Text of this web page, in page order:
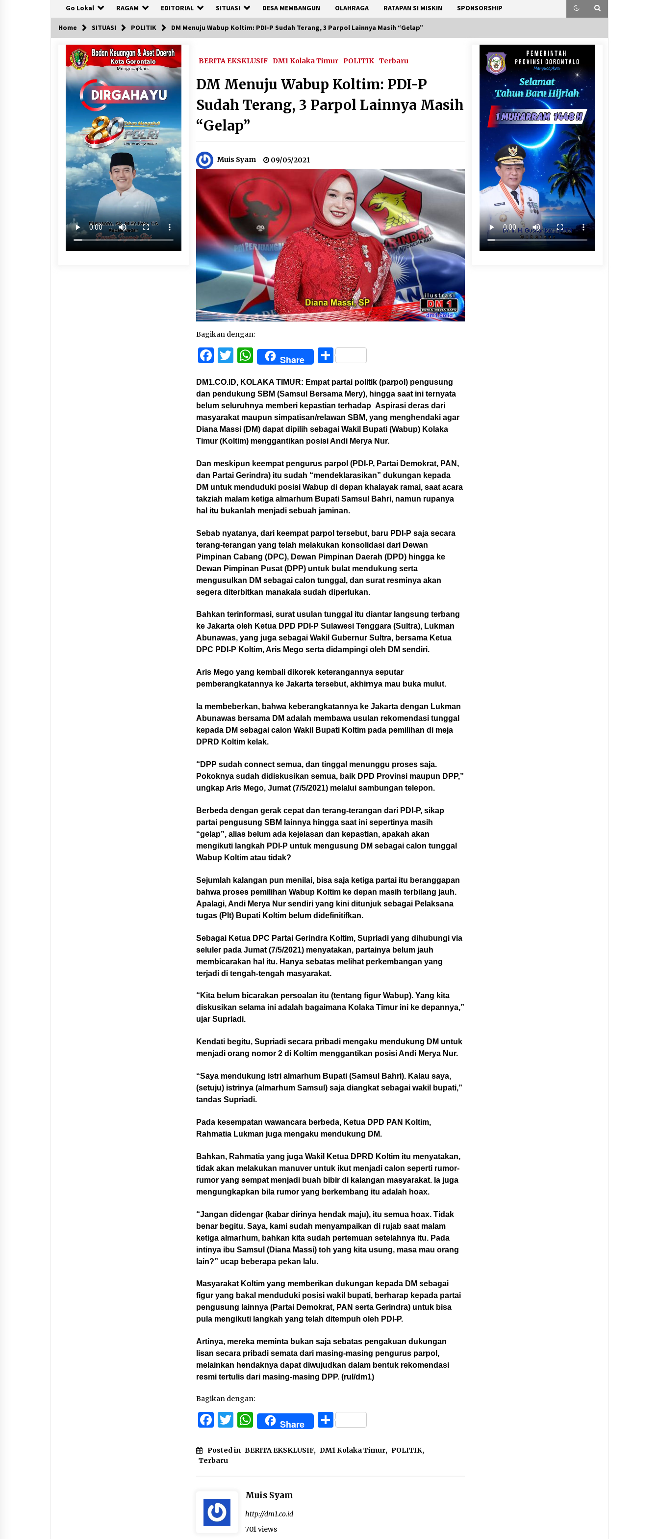
Go Lokal RAGAM EDITORIAL SITUASI DESA MEMBANGUN OLAHRAGA RATAPAN SI MISKIN SPONSORSHIP
Home SITUASI POLITIK DM Menuju Wabup Koltim: PDI-P Sudah Terang, 3 Parpol Lainnya Masih “Gelap”
BERITA EKSKLUSIF DM1 Kolaka Timur POLITIK Terbaru
DM Menuju Wabup Koltim: PDI-P
Sudah Terang, 3 Parpol Lainnya Masih
“Gelap”
Muis Syam 09/05/2021
Bagikan dengan:
Facebook
Twitter
WhatsApp
Share Share
DM1.CO.ID, KOLAKA TIMUR: Empat partai politik (parpol) pengusung
dan pendukung SBM (Samsul Bersama Mery), hingga saat ini ternyata
belum seluruhnya memberi kepastian terhadap Aspirasi deras dari
masyarakat maupun simpatisan/relawan SBM, yang menghendaki agar
Diana Massi (DM) dapat dipilih sebagai Wakil Bupati (Wabup) Kolaka
Timur (Koltim) menggantikan posisi Andi Merya Nur.
Dan meskipun keempat pengurus parpol (PDI-P, Partai Demokrat, PAN,
dan Partai Gerindra) itu sudah “mendeklarasikan” dukungan kepada
DM untuk menduduki posisi Wabup di depan khalayak ramai, saat acara
takziah malam ketiga almarhum Bupati Samsul Bahri, namun rupanya
hal itu bukanlah menjadi sebuah jaminan.
Sebab nyatanya, dari keempat parpol tersebut, baru PDI-P saja secara
terang-terangan yang telah melakukan konsolidasi dari Dewan
Pimpinan Cabang (DPC), Dewan Pimpinan Daerah (DPD) hingga ke
Dewan Pimpinan Pusat (DPP) untuk bulat mendukung serta
mengusulkan DM sebagai calon tunggal, dan surat resminya akan
segera diterbitkan manakala sudah diperlukan.
Bahkan terinformasi, surat usulan tunggal itu diantar langsung terbang
ke Jakarta oleh Ketua DPD PDI-P Sulawesi Tenggara (Sultra), Lukman
Abunawas, yang juga sebagai Wakil Gubernur Sultra, bersama Ketua
DPC PDI-P Koltim, Aris Mego serta didampingi oleh DM sendiri.
Aris Mego yang kembali dikorek keterangannya seputar
pemberangkatannya ke Jakarta tersebut, akhirnya mau buka mulut.
Ia membeberkan, bahwa keberangkatannya ke Jakarta dengan Lukman
Abunawas bersama DM adalah membawa usulan rekomendasi tunggal
kepada DM sebagai calon Wakil Bupati Koltim pada pemilihan di meja
DPRD Koltim kelak.
“DPP sudah connect semua, dan tinggal menunggu proses saja.
Pokoknya sudah didiskusikan semua, baik DPD Provinsi maupun DPP,”
ungkap Aris Mego, Jumat (7/5/2021) melalui sambungan telepon.
Berbeda dengan gerak cepat dan terang-terangan dari PDI-P, sikap
partai pengusung SBM lainnya hingga saat ini sepertinya masih
“gelap”, alias belum ada kejelasan dan kepastian, apakah akan
mengikuti langkah PDI-P untuk mengusung DM sebagai calon tunggal
Wabup Koltim atau tidak?
Sejumlah kalangan pun menilai, bisa saja ketiga partai itu beranggapan
bahwa proses pemilihan Wabup Koltim ke depan masih terbilang jauh.
Apalagi, Andi Merya Nur sendiri yang kini ditunjuk sebagai Pelaksana
tugas (Plt) Bupati Koltim belum didefinitifkan.
Sebagai Ketua DPC Partai Gerindra Koltim, Supriadi yang dihubungi via
seluler pada Jumat (7/5/2021) menyatakan, partainya belum jauh
membicarakan hal itu. Hanya sebatas melihat perkembangan yang
terjadi di tengah-tengah masyarakat.
“Kita belum bicarakan persoalan itu (tentang figur Wabup). Yang kita
diskusikan selama ini adalah bagaimana Kolaka Timur ini ke depannya,”
ujar Supriadi.
Kendati begitu, Supriadi secara pribadi mengaku mendukung DM untuk
menjadi orang nomor 2 di Koltim menggantikan posisi Andi Merya Nur.
“Saya mendukung istri almarhum Bupati (Samsul Bahri). Kalau saya,
(setuju) istrinya (almarhum Samsul) saja diangkat sebagai wakil bupati,”
tandas Supriadi.
Pada kesempatan wawancara berbeda, Ketua DPD PAN Koltim,
Rahmatia Lukman juga mengaku mendukung DM.
Bahkan, Rahmatia yang juga Wakil Ketua DPRD Koltim itu menyatakan,
tidak akan melakukan manuver untuk ikut menjadi calon seperti rumor-
rumor yang sempat menjadi buah bibir di kalangan masyarakat. Ia juga
mengungkapkan bila rumor yang berkembang itu adalah hoax.
“Jangan didengar (kabar dirinya hendak maju), itu semua hoax. Tidak
benar begitu. Saya, kami sudah menyampaikan di rujab saat malam
ketiga almarhum, bahkan kita sudah pertemuan setelahnya itu. Pada
intinya ibu Samsul (Diana Massi) toh yang kita usung, masa mau orang
lain?” ucap beberapa pekan lalu.
Masyarakat Koltim yang memberikan dukungan kepada DM sebagai
figur yang bakal menduduki posisi wakil bupati, berharap kepada partai
pengusung lainnya (Partai Demokrat, PAN serta Gerindra) untuk bisa
pula mengikuti langkah yang telah ditempuh oleh PDI-P.
Artinya, mereka meminta bukan saja sebatas pengakuan dukungan
lisan secara pribadi semata dari masing-masing pengurus parpol,
melainkan hendaknya dapat diwujudkan dalam bentuk rekomendasi
resmi tertulis dari masing-masing DPP. (rul/dm1)
Bagikan dengan:
Facebook
Twitter
WhatsApp
Share Share
Posted in BERITA EKSKLUSIF, DM1 Kolaka Timur, POLITIK,
Terbaru
Muis Syam
http://dm1.co.id
701 views